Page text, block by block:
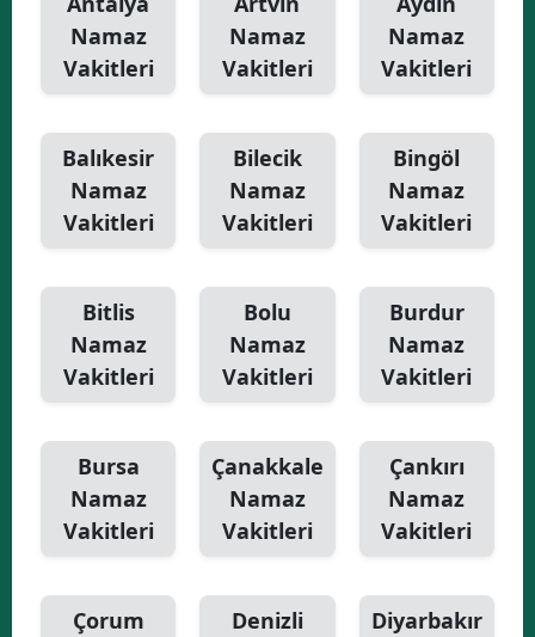
Namaz
Vakitleri
Namaz
Vakitleri
Namaz
Vakitleri
Balıkesir
Namaz
Vakitleri
Bilecik
Namaz
Vakitleri
Bingöl
Namaz
Vakitleri
Bitlis
Namaz
Vakitleri
Bolu
Namaz
Vakitleri
Burdur
Namaz
Vakitleri
Bursa
Namaz
Vakitleri
Çanakkale
Namaz
Vakitleri
Çankırı
Namaz
Vakitleri
Çorum
Denizli
Diyarbakır